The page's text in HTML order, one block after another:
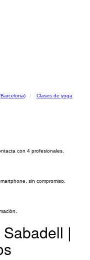
Clases de yoga
con 4 profesionales.
sin compromiso.
|